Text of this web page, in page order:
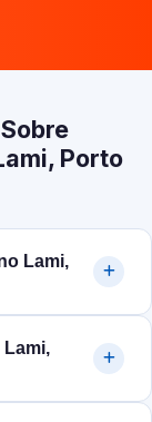
Porto
Lami,
Lami,